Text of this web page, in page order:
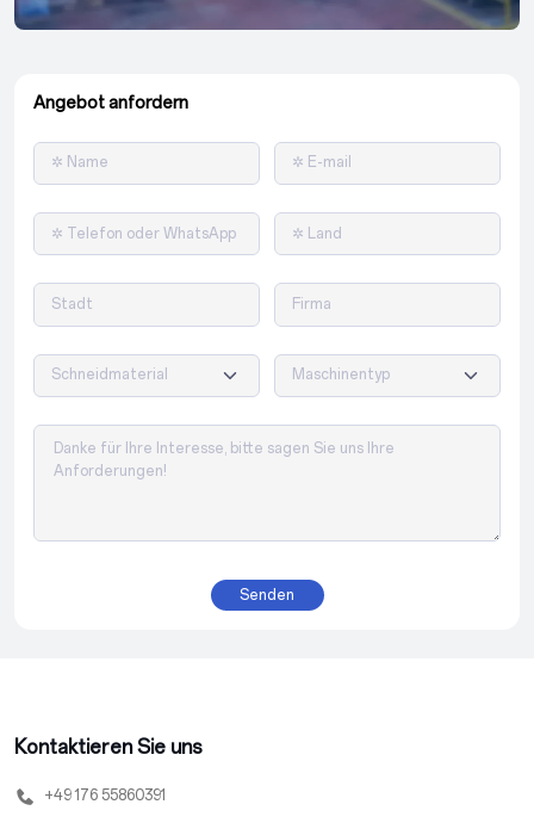
Angebot anfordern
Senden
Kontaktieren Sie uns
+49 176 55860391